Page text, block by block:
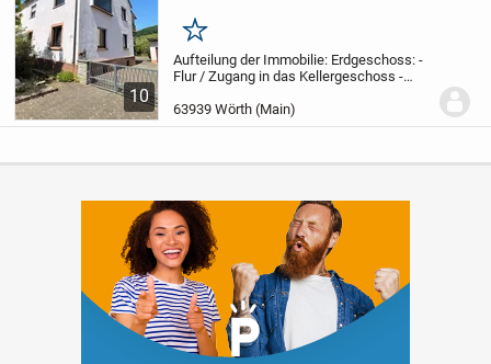
10
Merken
Aufteilung der Immobilie: Erdgeschoss: -
Flur / Zugang in das Kellergeschoss -
Küchenanschlüssen)
Badezimmer mit bodengleicher...
63939 Wörth (Main)